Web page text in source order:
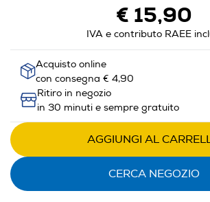
€ 15,90
IVA e contributo RAEE
Acquisto online
con consegna € 4,90
Ritiro in negozio
in 30 minuti e sempre gratuito
AGGIUNGI AL
CERCA NEGOZIO